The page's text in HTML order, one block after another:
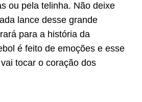
ou pela telinha. Não deixe
lance desse grande
para a história da
é feito de emoções e esse
tocar o coração dos